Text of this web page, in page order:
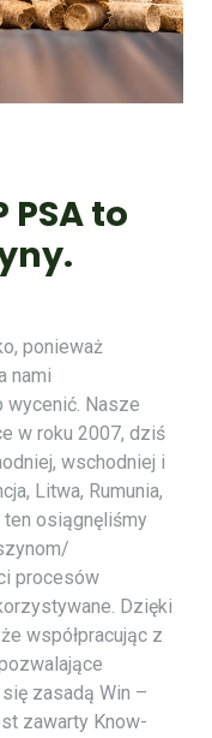
PSA to
ponieważ
nami
Nasze
w roku 2007, dziś
wschodniej i
Litwa, Rumunia,
ten osiągnęliśmy
procesów
Dzięki
współpracując z
zasadą Win –
zawarty Know-